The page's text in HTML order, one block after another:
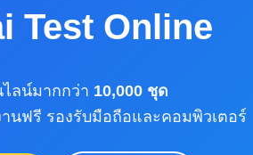
Test Online
ลน์มากกว่า10,000 ชุด
นฟรี รองรับมือถือและคอมพิวเตอร์